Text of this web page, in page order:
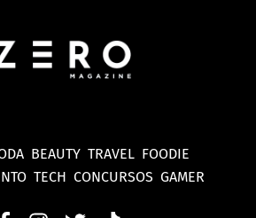
BEAUTY TRAVEL FOODIE
TECH CONCURSOS GAMER